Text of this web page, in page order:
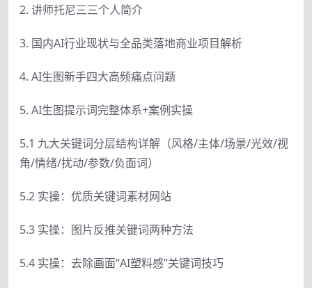
2. 讲师托尼三三个人简介
3. 国内AI行业现状与全品类落地商业项目解析
4. AI生图新手四大高频痛点问题
5. AI生图提示词完整体系+案例实操
5.1 九大关键词分层结构详解（风格/主体/场景/光效/视
角/情绪/扰动/参数/负面词）
5.2 实操：优质关键词素材网站
5.3 实操：图片反推关键词两种方法
5.4 实操：去除画面“AI塑料感”关键词技巧